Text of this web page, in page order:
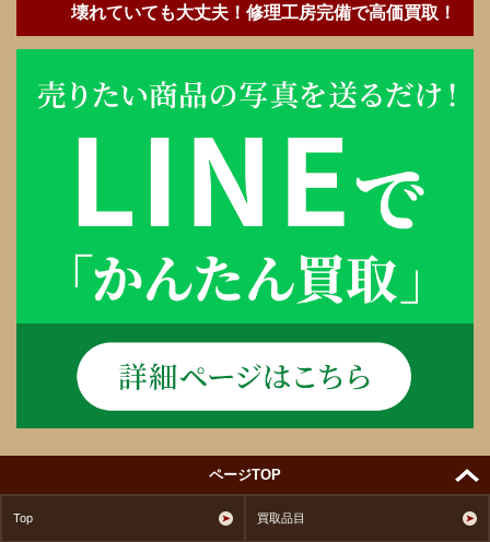
壊れていても大丈夫！修理工房完備で高価買取！
ページTOP
Top 買取品目